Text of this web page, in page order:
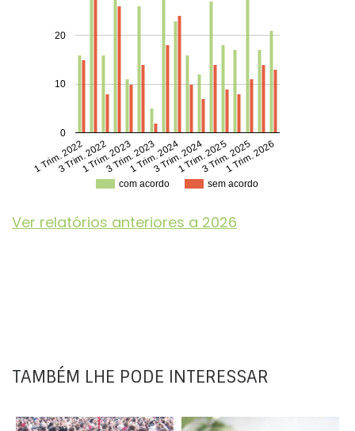
com acordo sem acordo
1 Trim. 2022
3 Trim. 2022
1 Trim. 2023
3 Trim. 2023
1 Trim. 2024
3 Trim. 2024
1 Trim. 2025
3 Trim. 2025
1 Trim. 2026
0
10
20
Ver relatórios anteriores a 2026
TAMBÉM LHE PODE INTERESSAR